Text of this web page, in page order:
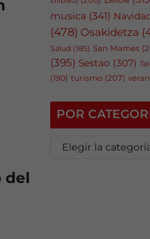
del
musica (341)
(478) Osakidetza
Salud (185) San Mamés
(395) Sestao (307)
(190) turismo (207)
POR